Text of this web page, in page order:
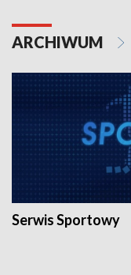
ARCHIWUM
Serwis Sportowy